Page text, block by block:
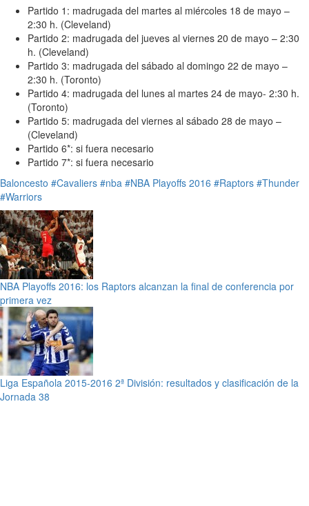
Partido 1: madrugada del martes al miércoles 18 de mayo –
2:30 h. (Cleveland)
Partido 2: madrugada del jueves al viernes 20 de mayo – 2:30
h. (Cleveland)
Partido 3: madrugada del sábado al domingo 22 de mayo –
2:30 h. (Toronto)
Partido 4: madrugada del lunes al martes 24 de mayo- 2:30 h.
(Toronto)
Partido 5: madrugada del viernes al sábado 28 de mayo –
(Cleveland)
Partido 6*: si fuera necesario
Partido 7*: si fuera necesario
Baloncesto #Cavaliers #nba #NBA Playoffs 2016 #Raptors #Thunder
#Warriors
NBA Playoffs 2016: los Raptors alcanzan la final de conferencia por
primera vez
Liga Española 2015-2016 2ª División: resultados y clasificación de la
Jornada 38